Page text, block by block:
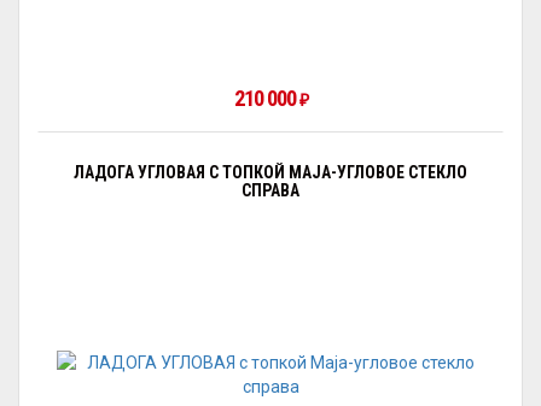
210 000₽
ЛАДОГА УГЛОВАЯ С ТОПКОЙ MAJA-УГЛОВОЕ СТЕКЛО
СПРАВА